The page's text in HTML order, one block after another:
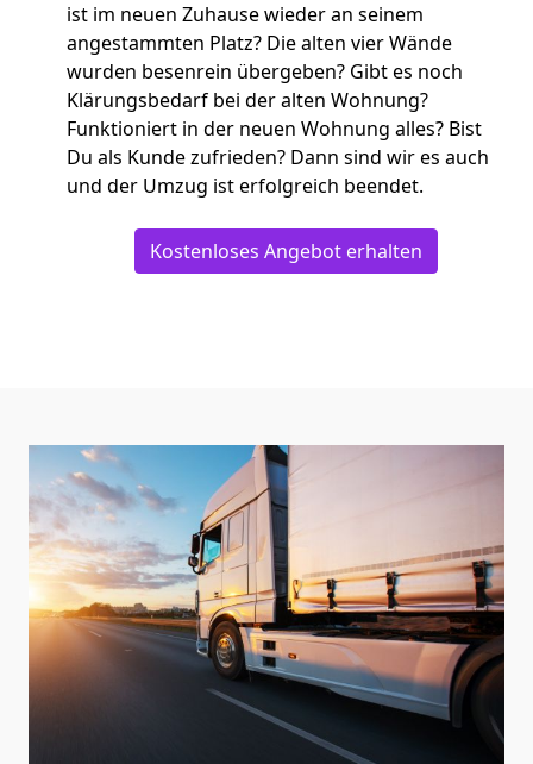
ist im neuen Zuhause wieder an seinem
angestammten Platz? Die alten vier Wände
wurden besenrein übergeben? Gibt es noch
Klärungsbedarf bei der alten Wohnung?
Funktioniert in der neuen Wohnung alles? Bist
Du als Kunde zufrieden? Dann sind wir es auch
und der Umzug ist erfolgreich beendet.
Kostenloses Angebot erhalten